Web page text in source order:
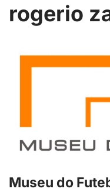
rogerio
Museu do